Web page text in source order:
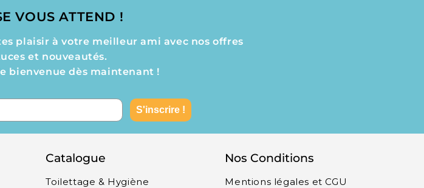
VOUS ATTEND !
plaisir à votre meilleur ami avec nos offres
et nouveautés.
bienvenue dès maintenant !
S'inscrire !
Catalogue
Toilettage & Hygiène
Nos Conditions
Mentions légales et CGU